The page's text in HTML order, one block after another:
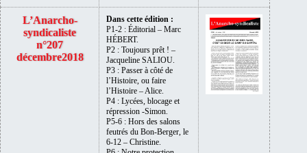
L’Anarcho-
syndicaliste
n°207
décembre2018
Dans cette édition :
P1-2 : Éditorial – Marc
HÉBERT.
P2 : Toujours prêt ! –
Jacqueline SALIOU.
P3 : Passer à côté de
l’Histoire, ou faire
l’Histoire – Alice.
P4 : Lycées, blocage et
répression -Simon.
P5-6 : Hors des salons
feutrés du Bon-Berger, le
6-12 – Christine.